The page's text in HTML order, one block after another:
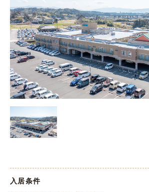
入居条件